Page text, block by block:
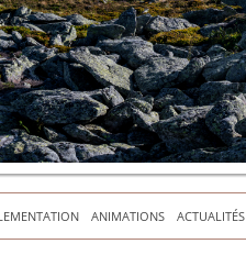
ANIMATIONS ACTUALITÉS